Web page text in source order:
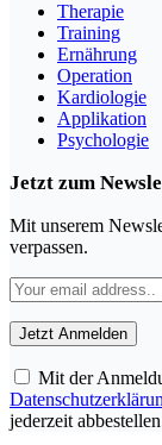
Therapie
Training
Ernährung
Operation
Kardiologie
Applikation
Psychologie
Jetzt zum
Mit unserem
verpassen.
Mit der
jederzeit